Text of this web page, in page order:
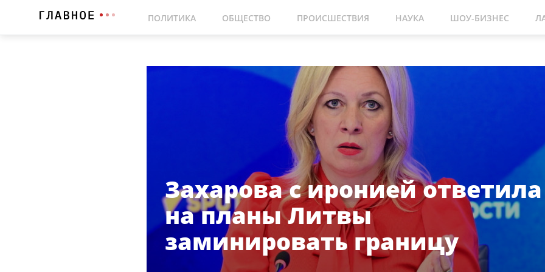
ПОЛИТИКА ОБЩЕСТВО ПРОИСШЕСТВИЯ НАУКА ШОУ-БИЗНЕС
Захарова с иронией ответила
на планы Литвы
заминировать границу